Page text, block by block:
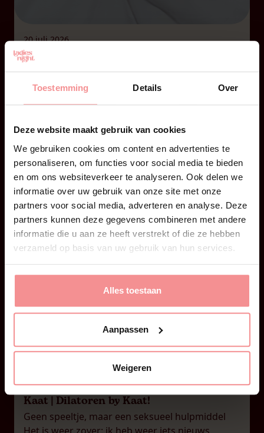
Toestemming Details Over
Deze website maakt gebruik van cookies
We gebruiken cookies om content en advertenties te
personaliseren, om functies voor social media te bieden
en om ons websiteverkeer te analyseren. Ook delen we
informatie over uw gebruik van onze site met onze
partners voor social media, adverteren en analyse. Deze
partners kunnen deze gegevens combineren met andere
informatie die u aan ze heeft verstrekt of die ze hebben
verzameld op basis van uw gebruik van hun services.
Alles toestaan
Aanpassen
Weigeren
20 juli 2026
Edging voor intensere orgasmes
Ken je dat moment? Je bent goed op dreef, voelt
dat je bijna klaarkomt en nog voor je goed en
Op zich helemaal niks mis mee. Een orgasme
blijft tenslotte een orgasme. Maar soms lig je
nadien toch met zo’n gevoel van: was dat alles?
Je […]
Kaat | Dilatoren by Kaat!
Geen speeltje, maar een seksueel hulpmiddel